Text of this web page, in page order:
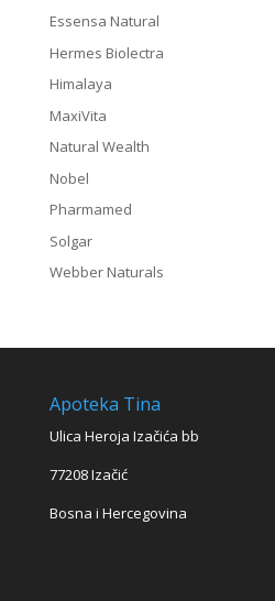
Essensa Natural
Hermes Biolectra
Himalaya
MaxiVita
Natural Wealth
Nobel
Pharmamed
Solgar
Webber Naturals
Apoteka Tina
Ulica Heroja Izačića bb
77208 Izačić
Bosna i Hercegovina